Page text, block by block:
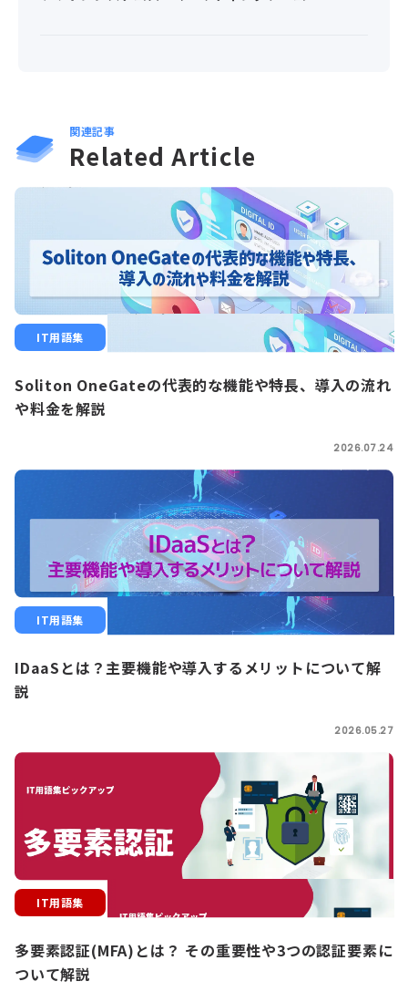
関連記事
Related Article
IT用語集
Soliton OneGateの代表的な機能や特長、導入の流れ
や料金を解説
2026.07.24
IT用語集
IDaaSとは？主要機能や導入するメリットについて解
説
2026.05.27
IT用語集
多要素認証(MFA)とは？ その重要性や3つの認証要素に
ついて解説